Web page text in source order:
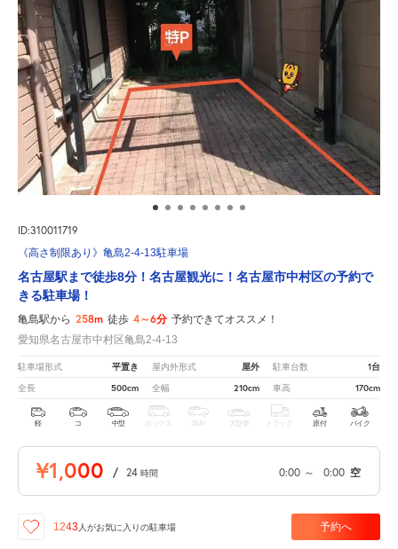
ID:310011719
《高さ制限あり》亀島2-4-13駐車場
名古屋駅まで徒歩8分！名古屋観光に！名古屋市中村区の予約で
きる駐車場！
亀島駅から 258m 徒歩 4～6分 予約できてオススメ！
愛知県名古屋市中村区亀島2-4-13
駐車場形式 平置き 屋内外形式 屋外 駐車台数 1台
全長 500cm 全幅 210cm 車高 170cm
軽 コ 中型 ボックス SUV 大型車 トラック 原付 バイク
¥1,000 / 24 時間 0:00 ～ 0:00 空
1243 人がお気に入りの駐車場 予約へ